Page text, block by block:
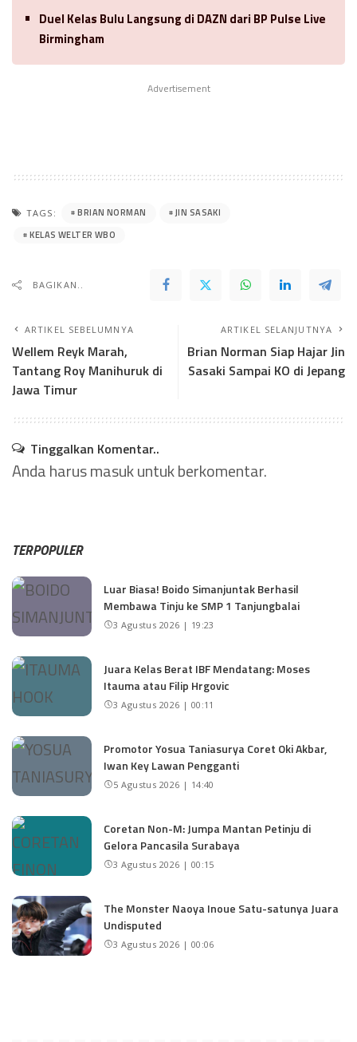
Duel Kelas Bulu Langsung di DAZN dari BP Pulse Live
Birmingham
Advertisement
TAGS: BRIAN NORMAN
JIN SASAKI
KELAS WELTER WBO
BAGIKAN..
ARTIKEL SEBELUMNYA
Wellem Reyk Marah,
Tantang Roy Manihuruk di
Jawa Timur
ARTIKEL SELANJUTNYA
Brian Norman Siap Hajar Jin
Sasaki Sampai KO di Jepang
Tinggalkan Komentar..
Anda harusmasukuntuk berkomentar.
TERPOPULER
Luar Biasa! Boido Simanjuntak Berhasil
Membawa Tinju ke SMP 1 Tanjungbalai
3 Agustus 2026 | 19:23
Juara Kelas Berat IBF Mendatang: Moses
Itauma atau Filip Hrgovic
3 Agustus 2026 | 00:11
Promotor Yosua Taniasurya Coret Oki Akbar,
Iwan Key Lawan Pengganti
5 Agustus 2026 | 14:40
Coretan Non-M: Jumpa Mantan Petinju di
Gelora Pancasila Surabaya
3 Agustus 2026 | 00:15
The Monster Naoya Inoue Satu-satunya Juara
Undisputed
3 Agustus 2026 | 00:06